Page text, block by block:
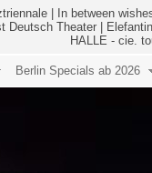
In between
Deutsch Theater
HALLE - cie.
Berlin Specials ab 2026